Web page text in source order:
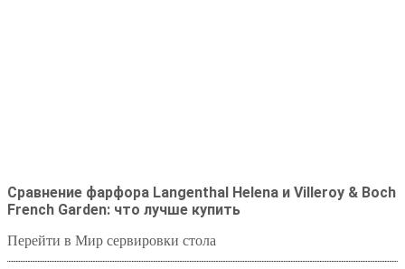
Сравнение фарфора Langenthal Helena и Villeroy & Boch
French Garden: что лучше купить
Перейти в Мир сервировки стола